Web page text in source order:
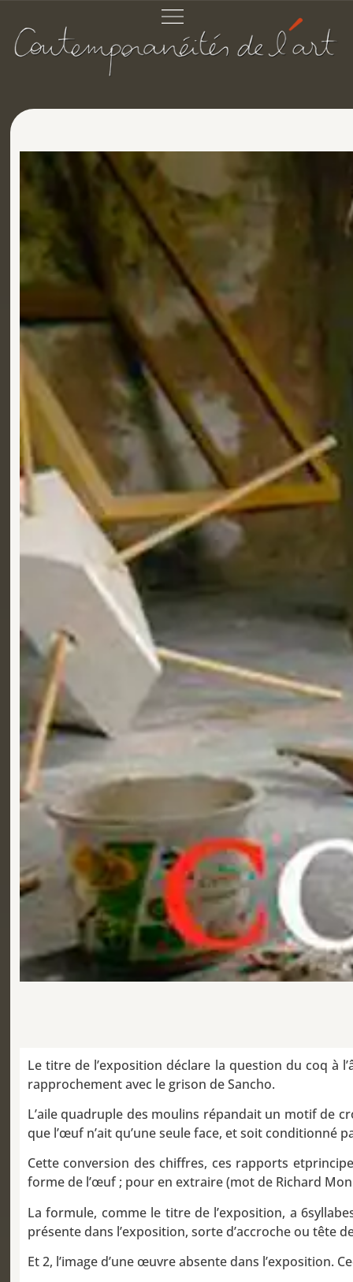
Le titre de l’exposition déclare la question du coq à
rapprochement avec le grison de Sancho.
L’aile quadruple des moulins répandait un motif de
que l’œuf n’ait qu’une seule face, et soit conditionné
Cette conversion des chiffres, ces rapports
forme de l’œuf ; pour en extraire (mot de Richard
La formule, comme le titre de l’exposition, a
présente dans l’exposition, sorte d’accroche ou tête
Et 2, l’image d’une œuvre absente dans